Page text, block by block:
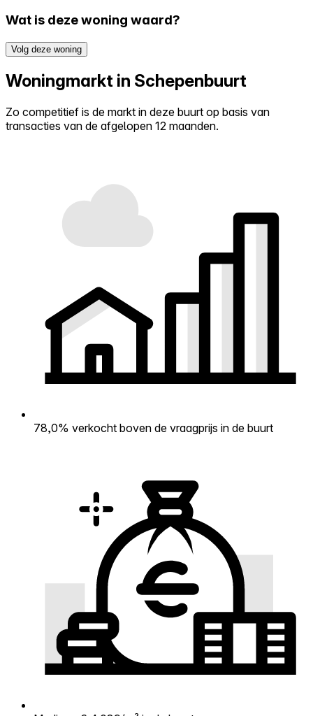
Wat is deze woning waard?
Volg deze woning
Woningmarkt in Schepenbuurt
Zo competitief is de markt in deze buurt op basis van
transacties van de afgelopen 12 maanden.
78,0% verkocht boven de vraagprijs in de buurt